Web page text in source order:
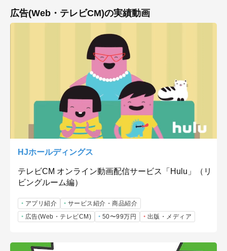
広告(Web・テレビCM)の実績動画
HJホールディングス
テレビCM オンライン動画配信サービス「Hulu」（リ
ビングルーム編）
アプリ紹介
サービス紹介・商品紹介
広告(Web・テレビCM)
50〜99万円 出版・メディア